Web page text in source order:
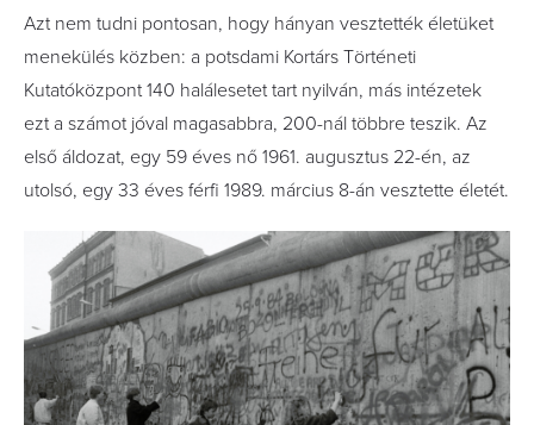
Azt nem tudni pontosan, hogy hányan vesztették életüket
menekülés közben: a potsdami Kortárs Történeti
Kutatóközpont 140 halálesetet tart nyilván, más intézetek
ezt a számot jóval magasabbra, 200-nál többre teszik. Az
első áldozat, egy 59 éves nő 1961. augusztus 22-én, az
utolsó, egy 33 éves férfi 1989. március 8-án vesztette életét.